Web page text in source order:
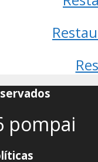
pompai